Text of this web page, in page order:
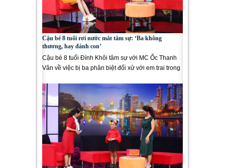
Cậu bé 8 tuổi rơi nước mắt tâm sự: ‘Ba không
thương, hay đánh con’
Cậu bé 8 tuổi Đình Khôi tâm sự với MC Ốc Thanh
Vân về việc bị ba phân biệt đối xử với em trai trong